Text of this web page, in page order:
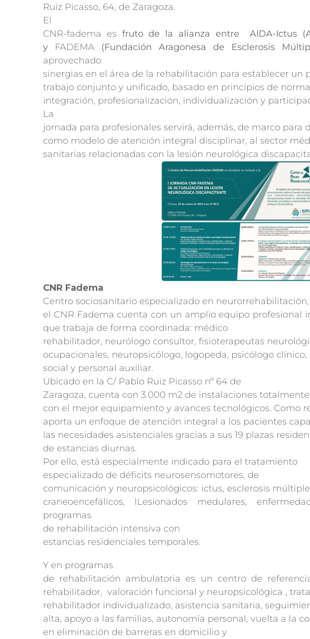
Ruiz Picasso, 64, de Zaragoza.
El
CNR-fadema es fruto de la alianza entre AIDA-Ictus
y
FADEMA (Fundación Aragonesa de Esclerosis
aprovechado
sinergias en el área de la rehabilitación para establecer un
trabajo conjunto y unificado, basado en principios de
integración, profesionalización, individualización y
La
jornada para profesionales servirá, además, de marco para
como modelo de atención integral disciplinar, al sector
sanitarias relacionadas con la lesión neurológica
CNR Fadema
Centro sociosanitario especializado en neurorrehabilitación,
el CNR Fadema cuenta con un amplio equipo profesional
que trabaja de forma coordinada: médico
rehabilitador, neurólogo consultor, fisioterapeutas
ocupacionales, neuropsicólogo, logopeda, psicólogo clínico,
social y personal auxiliar.
Ubicado en la C/ Pablo Ruiz Picasso nº 64 de
Zaragoza, cuenta con 3.000 m2 de instalaciones
con el mejor equipamiento y avances tecnológicos. Como
aporta un enfoque de atención integral a los pacientes
las necesidades asistenciales gracias a sus 19 plazas
de estancias diurnas.
Por ello, está especialmente indicado para el tratamiento
especializado de déficits neurosensomotores, de
comunicación y neuropsicológicos: ictus, esclerosis
craneoencefálicos, lLesionados medulares,
programas
de rehabilitación intensiva con
estancias residenciales temporales.
Y en programas
de rehabilitación ambulatoria es un centro de
rehabilitador, valoración funcional y neuropsicológica ,
rehabilitador individualizado, asistencia sanitaria,
alta, apoyo a las familias, autonomía personal, vuelta a la
en eliminación de barreras en domicilio y